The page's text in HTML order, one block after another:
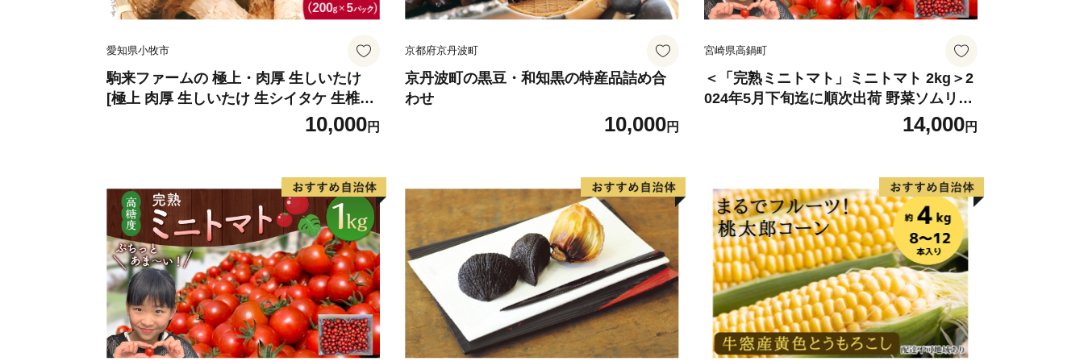
愛知県小牧市
駒来ファームの 極上・肉厚 生しいたけ
[極上 肉厚 生しいたけ 生シイタケ 生椎茸
安心 安全 国産 採れたて 新鮮 きのこ 野
10,000円
京都府京丹波町
京丹波町の黒豆・和知黒の特産品詰め合
わせ
10,000円
宮崎県高鍋町
＜「完熟ミニトマト」ミニトマト 2kg＞2
024年5月下旬迄に順次出荷 野菜ソムリエ
サミット アルル・リリカ共に銀賞受
賞！！(2023年11月開催)1回食べてみらん
14,000円